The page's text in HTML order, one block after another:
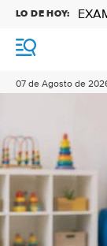
M
n
ú
07 de Agosto de
LO DE HOY: